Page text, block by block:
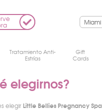
Tratamiento Anti-
Estrías
Gift
Cards
elegirnos?
elegir Little Bellies Pregnancy Spa